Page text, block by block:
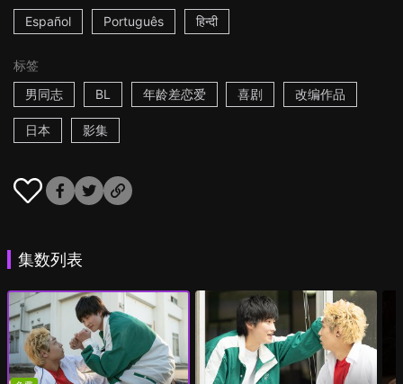
Español Português हिन्दी
标签
男同志
BL 年龄差恋爱 喜剧 改编作品
日本 影集
集数列表